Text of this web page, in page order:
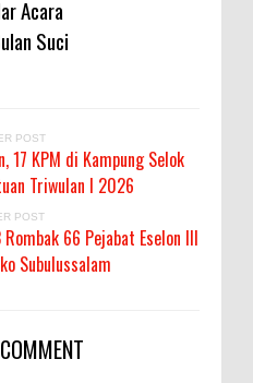
Acara
Suci
POST
17 KPM di Kampung Selok
Triwulan I 2026
POST
66 Pejabat Eselon III
Subulussalam